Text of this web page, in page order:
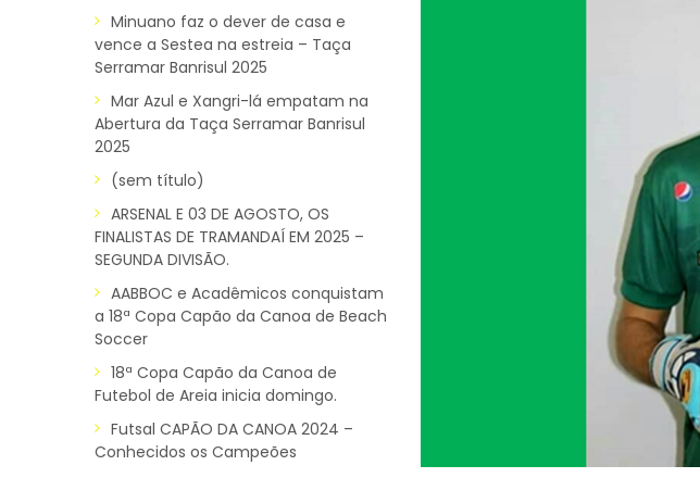
Minuano faz o dever de casa e
vence a Sestea na estreia – Taça
Serramar Banrisul 2025
Mar Azul e Xangri-lá empatam na
Abertura da Taça Serramar Banrisul
2025
(sem título)
ARSENAL E 03 DE AGOSTO, OS
FINALISTAS DE TRAMANDAÍ EM 2025 –
SEGUNDA DIVISÃO.
AABBOC e Acadêmicos conquistam
a 18ª Copa Capão da Canoa de Beach
Soccer
18ª Copa Capão da Canoa de
Futebol de Areia inicia domingo.
Futsal CAPÃO DA CANOA 2024 –
Conhecidos os Campeões